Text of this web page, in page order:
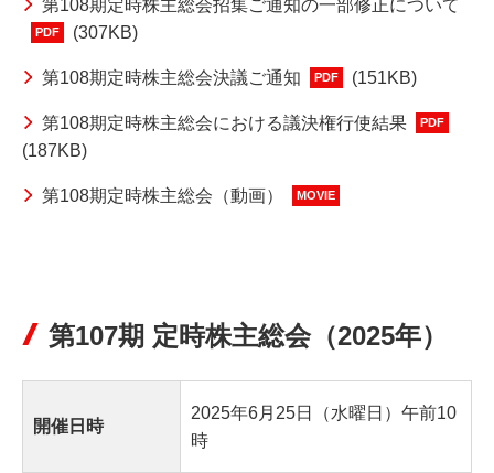
第108期定時株主総会招集ご通知の一部修正について
PDF (307KB)
第108期定時株主総会決議ご通知 PDF (151KB)
第108期定時株主総会における議決権行使結果 PDF
(187KB)
第108期定時株主総会（動画） MOVIE
第107期 定時株主総会（2025年）
開催日時
2025年6月25日（水曜日）午前10
時